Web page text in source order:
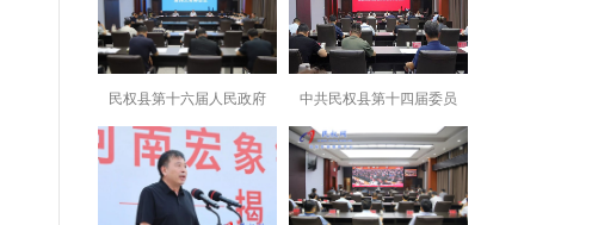
民权县第十六届人民政府 中共民权县第十四届委员